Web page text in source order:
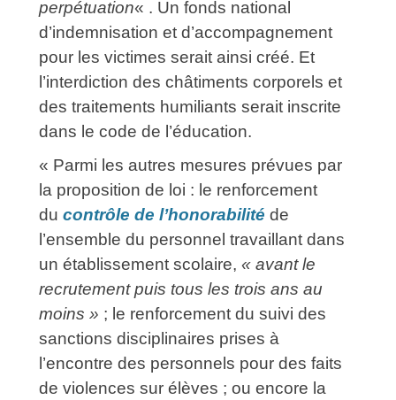
perpétuation« . Un fonds national
d’indemnisation et d’accompagnement
pour les victimes serait ainsi créé. Et
l’interdiction des châtiments corporels et
des traitements humiliants serait inscrite
dans le code de l’éducation.
« Parmi les autres mesures prévues par
la proposition de loi : le renforcement
du contrôle de l’honorabilité de
l’ensemble du personnel travaillant dans
un établissement scolaire, « avant le
recrutement puis tous les trois ans au
moins » ; le renforcement du suivi des
sanctions disciplinaires prises à
l’encontre des personnels pour des faits
de violences sur élèves ; ou encore la